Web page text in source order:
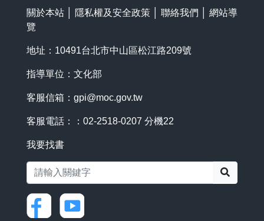
關於本站 隱私權及安全政策 聯絡我們
網站導
覽
地址：10491台北市中山區松江路209號
指導單位：文化部
客服信箱： gpi@moc.gov.tw
客服電話：：02-2518-0207 分機22
我要找書